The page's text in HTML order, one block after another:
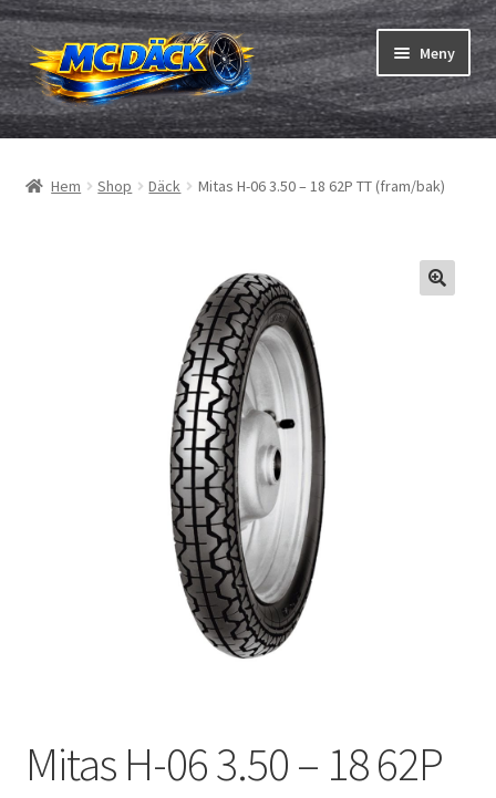
Hoppa
till
navigering
Hoppa
till
innehåll
Meny
Däck
Slangar & fälgband
Hem Shop Däck Mitas H-06 3.50 – 18 62P TT (fram/bak)
Mitas H-06 3.50 – 18 62P